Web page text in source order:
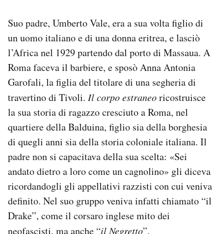
Suo padre, Umberto Vale, era a sua volta figlio di
un uomo italiano e di una donna eritrea, e lasciò
l’Africa nel 1929 partendo dal porto di Massaua. A
Roma faceva il barbiere, e sposò Anna Antonia
Garofali, la figlia del titolare di una segheria di
travertino di Tivoli. Il corpo estraneoricostruisce
la sua storia di ragazzo cresciuto a Roma, nel
quartiere della Balduina, figlio sia della borghesia
di quegli anni sia della storia coloniale italiana. Il
padre non si capacitava della sua scelta: «Sei
andato dietro a loro come un cagnolino» gli diceva
ricordandogli gli appellativi razzisti con cui veniva
definito. Nel suo gruppo veniva infatti chiamato “il
Drake”, come il corsaro inglese mito dei
neofascisti, ma anche “il Negretto”.